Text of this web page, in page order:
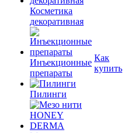
Косметика
декоративная
Инъекционные
препараты
Пилинги
Как
купить